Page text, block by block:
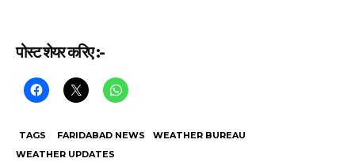
पोस्ट शेयर करिए :-
TAGS FARIDABAD NEWS
WEATHER BUREAU
WEATHER UPDATES